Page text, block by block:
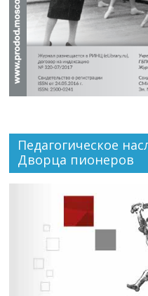
Педагогическое
Дворца пионеров